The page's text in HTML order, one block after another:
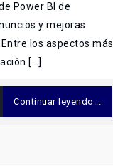
Power BI de
y mejoras
los aspectos más
[…]
Continuar leyendo...